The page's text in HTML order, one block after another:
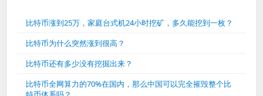
比特币涨到25万，家庭台式机24小时挖矿，多久能挖到一枚？
比特币为什么突然涨到很高？
比特币还有多少没有挖掘出来？
比特币全网算力的70%在国内，那么中国可以完全摧毁整个比